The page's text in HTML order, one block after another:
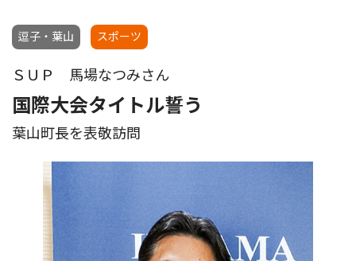
逗子・葉山 スポーツ
ＳＵＰ 馬場なつみさん
国際大会タイトル誓う
葉山町長を表敬訪問